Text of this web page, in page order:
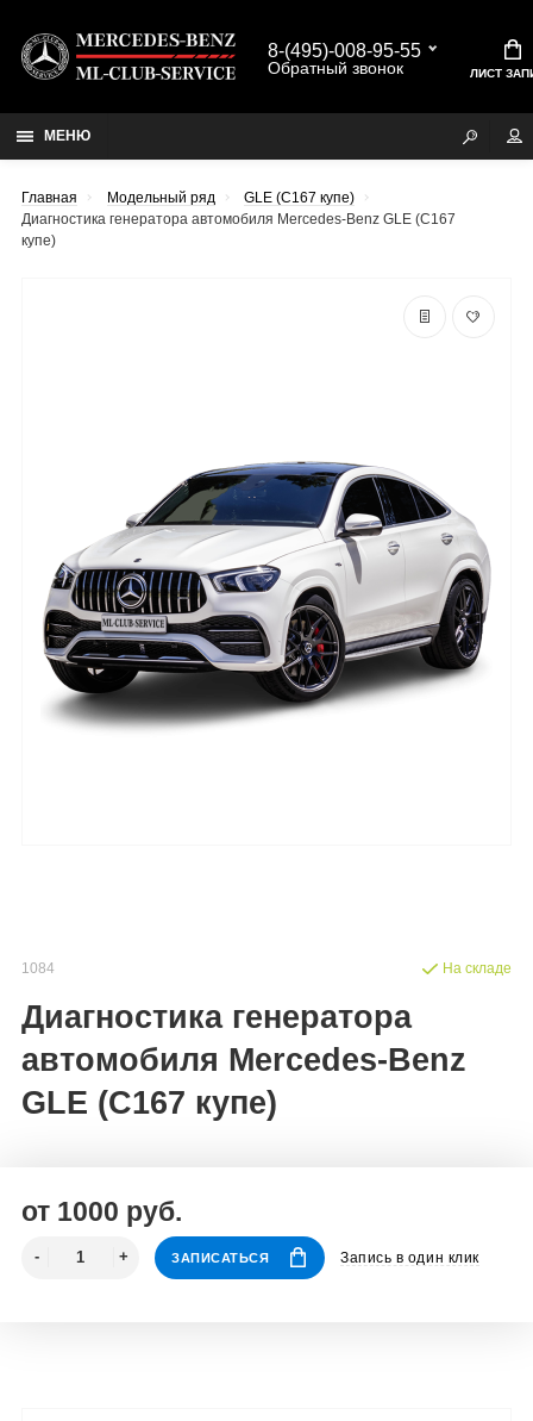
8-(495)-008-95-55
Обратный звонок ЛИСТ
МЕНЮ
Главная Модельный ряд
GLE (C167 купе)
Диагностика генератора автомобиля Mercedes-Benz GLE (C167
купе)
1084
Диагностика генератора
автомобиля Mercedes-Benz
GLE (C167 купе)
На складе
от 1000 руб.
ЗАПИСАТЬСЯ Запись в один клик